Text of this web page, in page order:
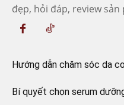
đẹp, hỏi đáp, review sản
Hướng dẫn chăm sóc da
Bí quyết chọn serum